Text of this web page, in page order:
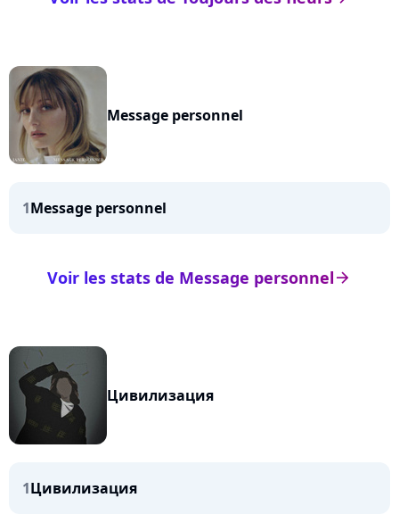
Message personnel
1Message personnel
arrow_right
Voir les stats de Message personnel
Цивилизация
1Цивилизация